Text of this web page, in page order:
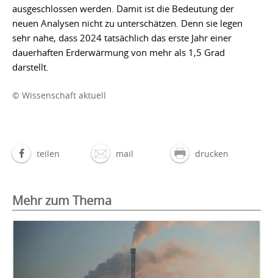
ausgeschlossen werden. Damit ist die Bedeutung der
neuen Analysen nicht zu unterschätzen. Denn sie legen
sehr nahe, dass 2024 tatsächlich das erste Jahr einer
dauerhaften Erderwärmung von mehr als 1,5 Grad
darstellt.
© Wissenschaft aktuell
teilen mail drucken
Mehr zum Thema